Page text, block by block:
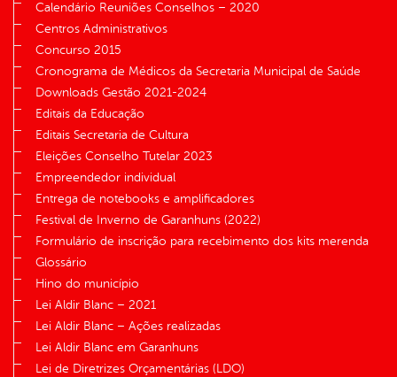
Calendário Reuniões Conselhos – 2020
Centros Administrativos
Concurso 2015
Cronograma de Médicos da Secretaria Municipal de Saúde
Downloads Gestão 2021-2024
Editais da Educação
Editais Secretaria de Cultura
Eleições Conselho Tutelar 2023
Empreendedor individual
Entrega de notebooks e amplificadores
Festival de Inverno de Garanhuns (2022)
Formulário de inscrição para recebimento dos kits merenda
Glossário
Hino do município
Lei Aldir Blanc – 2021
Lei Aldir Blanc – Ações realizadas
Lei Aldir Blanc em Garanhuns
Lei de Diretrizes Orçamentárias (LDO)